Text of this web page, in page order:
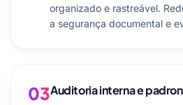
organizado e rastreável.
a segurança documental e
03Auditoria interna e